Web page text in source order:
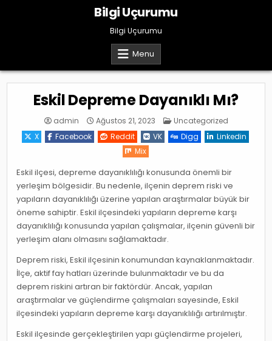
Bilgi Uçurumu
Bilgi Uçurumu
Menu
Eskil Depreme Dayanıklı Mı?
admin Ağustos 21, 2023 Posted
Uncategorized
X
Facebook Reddit VK Digg
Linkedin
Mix
Eskil ilçesi, depreme dayanıklılığı konusunda önemli bir
yerleşim bölgesidir. Bu nedenle, ilçenin deprem riski ve
yapıların dayanıklılığı üzerine yapılan araştırmalar büyük bir
öneme sahiptir. Eskil ilçesindeki yapıların depreme karşı
dayanıklılığı konusunda yapılan çalışmalar, ilçenin güvenli bir
yerleşim alanı olmasını sağlamaktadır.
Deprem riski, Eskil ilçesinin konumundan kaynaklanmaktadır.
İlçe, aktif fay hatları üzerinde bulunmaktadır ve bu da
deprem riskini artıran bir faktördür. Ancak, yapılan
araştırmalar ve güçlendirme çalışmaları sayesinde, Eskil
ilçesindeki yapıların depreme karşı dayanıklılığı artırılmıştır.
Eskil ilçesinde gerçekleştirilen yapı güçlendirme projeleri,